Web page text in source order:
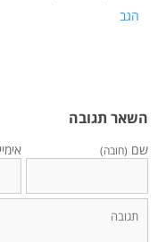
הגב
השאר תגובה
שם (חובה)